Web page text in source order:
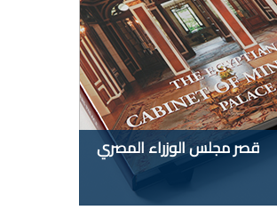
قصر مجلس الوزراء المصري